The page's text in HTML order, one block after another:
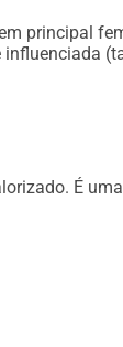
principal
É